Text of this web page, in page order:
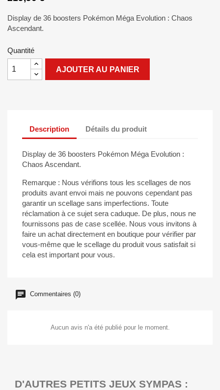
Display de 36 boosters Pokémon Méga Evolution : Chaos
Ascendant.
Quantité
AJOUTER AU PANIER
Description Détails du produit
Display de 36 boosters Pokémon Méga Evolution :
Chaos Ascendant.
Remarque : Nous vérifions tous les scellages de nos
produits avant envoi mais ne pouvons cependant pas
garantir un scellage sans imperfections. Toute
réclamation à ce sujet sera caduque. De plus, nous ne
fournissons pas de case scellée. Nous vous invitons à
faire un achat directement en boutique pour vérifier par
vous-même que le scellage du produit vous satisfait si
cela est important pour vous.
Commentaires (0)
Aucun avis n'a été publié pour le moment.
D'AUTRES PETITS JEUX SYMPAS :